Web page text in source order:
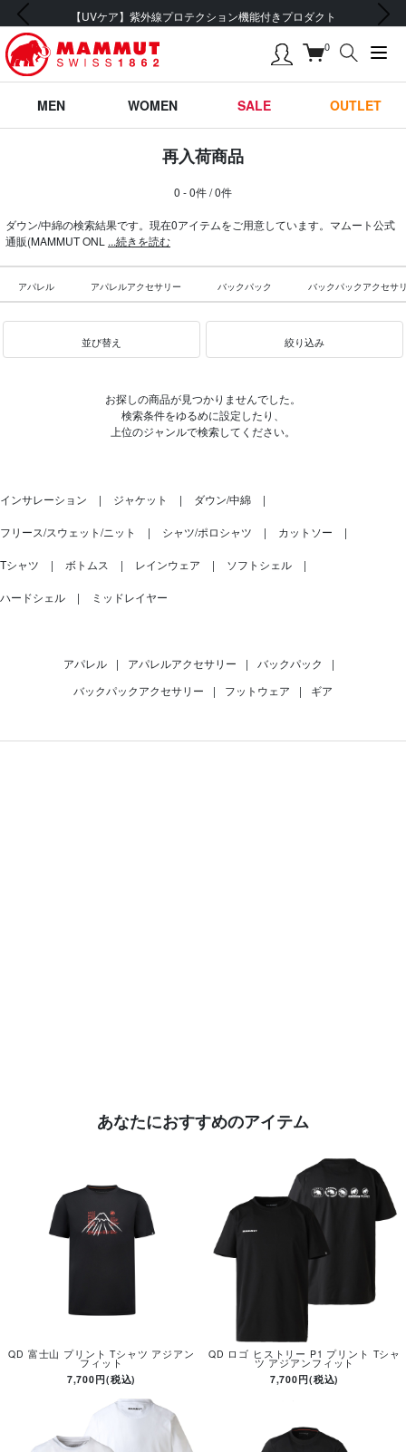
【UVケア】紫外線プロテクション機能付きプロダクト
前の画像 次の画像
0
MEN WOMEN SALE OUTLET
再入荷商品
0 - 0件 / 0件
ダウン/中綿の検索結果です。現在0アイテムをご用意しています。マムート公式
通販(MAMMUT ONL ...続きを読む
アパレル アパレルアクセサリー バックパック バックパックアクセサ
並び替え 絞り込み
お探しの商品が見つかりませんでした。
検索条件をゆるめに設定したり、
上位のジャンルで検索してください。
インサレーション ジャケット ダウン/中綿
フリース/スウェット/ニット シャツ/ポロシャツ カットソー
Tシャツ ボトムス レインウェア ソフトシェル
ハードシェル ミッドレイヤー
アパレル | アパレルアクセサリー | バックパック
|
バックパックアクセサリー
| フットウェア | ギア
あなたにおすすめのアイテム
QD 富士山 プリント Tシャツ アジアン
フィット
7,700円(税込)
QD ロゴ ヒストリー P1 プリント Tシャ
ツ アジアンフィット
7,700円(税込)